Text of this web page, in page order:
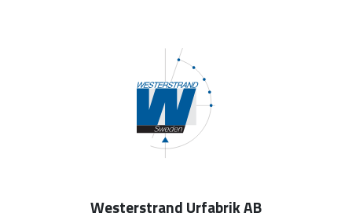
Westerstrand Urfabrik AB